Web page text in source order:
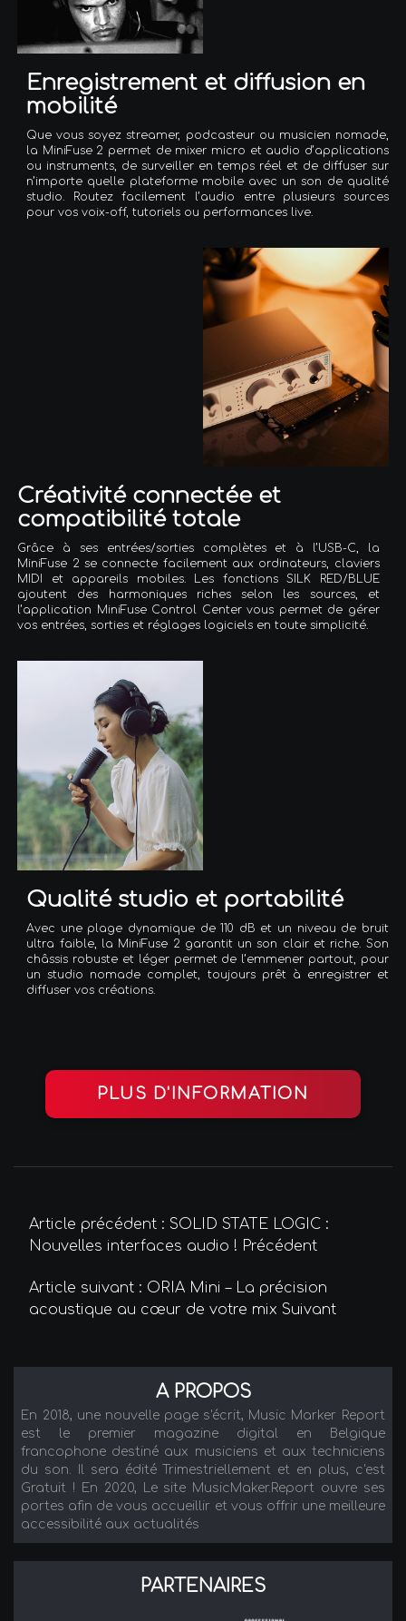
Enregistrement et diffusion en
mobilité
Que vous soyez streamer, podcasteur ou musicien nomade,
la MiniFuse 2 permet de mixer micro et audio d’applications
ou instruments, de surveiller en temps réel et de diffuser sur
n’importe quelle plateforme mobile avec un son de qualité
studio. Routez facilement l’audio entre plusieurs sources
pour vos voix-off, tutoriels ou performances live.
Créativité connectée et
compatibilité totale
Grâce à ses entrées/sorties complètes et à l’USB-C, la
MiniFuse 2 se connecte facilement aux ordinateurs, claviers
MIDI et appareils mobiles. Les fonctions SILK RED/BLUE
ajoutent des harmoniques riches selon les sources, et
l’application MiniFuse Control Center vous permet de gérer
vos entrées, sorties et réglages logiciels en toute simplicité.
Qualité studio et portabilité
Avec une plage dynamique de 110 dB et un niveau de bruit
ultra faible, la MiniFuse 2 garantit un son clair et riche. Son
châssis robuste et léger permet de l’emmener partout, pour
un studio nomade complet, toujours prêt à enregistrer et
diffuser vos créations.
PLUS D'INFORMATION
Article précédent : SOLID STATE LOGIC :
Nouvelles interfaces audio ! Précédent
Article suivant : ORIA Mini – La précision
acoustique au cœur de votre mix Suivant
A PROPOS
En 2018, une nouvelle page s'écrit, Music Marker Report
est le premier magazine digital en Belgique
francophone destiné aux musiciens et aux techniciens
du son. Il sera édité Trimestriellement et en plus, c'est
Gratuit ! En 2020, Le site MusicMaker.Report ouvre ses
portes afin de vous accueillir et vous offrir une meilleure
accessibilité aux actualités
PARTENAIRES